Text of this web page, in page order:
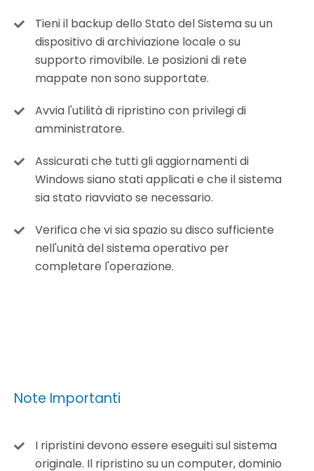
Tieni il backup dello Stato del Sistema su un
dispositivo di archiviazione locale o su
supporto rimovibile. Le posizioni di rete
mappate non sono supportate.
Avvia l'utilità di ripristino con privilegi di
amministratore.
Assicurati che tutti gli aggiornamenti di
Windows siano stati applicati e che il sistema
sia stato riavviato se necessario.
Verifica che vi sia spazio su disco sufficiente
nell'unità del sistema operativo per
completare l'operazione.
Note Importanti
I ripristini devono essere eseguiti sul sistema
originale. Il ripristino su un computer, dominio